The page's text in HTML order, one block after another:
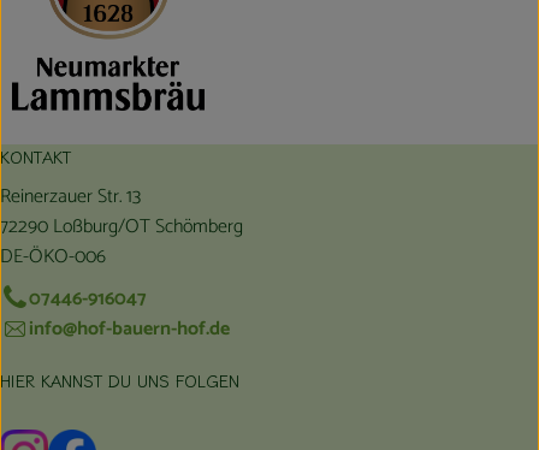
KONTAKT
Reinerzauer Str. 13
72290 Loßburg/OT Schömberg
DE-ÖKO-006
07446-916047
info@hof-bauern-hof.de
HIER KANNST DU UNS FOLGEN